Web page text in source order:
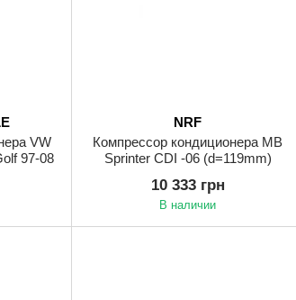
VW
97-08
NRF
Компрессор кондиционера MB
Sprinter CDI -06 (d=119mm)
10 333 грн
В наличии